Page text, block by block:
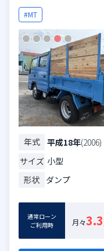
#MT
年式 平成18年(2006)
サイズ 小型
形状 ダンプ
通常ローン
ご利用時
月々3.3